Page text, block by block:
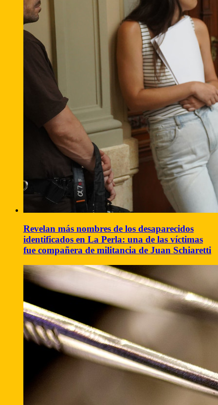
Revelan más nombres de los desaparecidos
identificados en La Perla: una de las víctimas
fue compañera de militancia de Juan Schiaretti